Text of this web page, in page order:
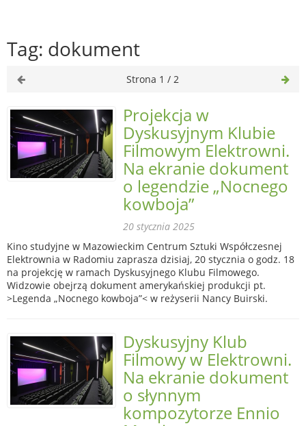
Tag: dokument
Strona 1 / 2
Projekcja w
Dyskusyjnym Klubie
Filmowym Elektrowni.
Na ekranie dokument
o legendzie „Nocnego
kowboja”
20 stycznia 2025
Kino studyjne w Mazowieckim Centrum Sztuki Współczesnej
Elektrownia w Radomiu zaprasza dzisiaj, 20 stycznia o godz. 18
na projekcję w ramach Dyskusyjnego Klubu Filmowego.
Widzowie obejrzą dokument amerykańskiej produkcji pt.
>Legenda „Nocnego kowboja”< w reżyserii Nancy Buirski.
Dyskusyjny Klub
Filmowy w Elektrowni.
Na ekranie dokument
o słynnym
kompozytorze Ennio